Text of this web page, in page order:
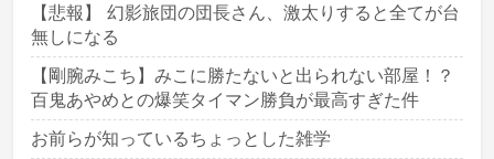
【悲報】 幻影旅団の団長さん、激太りすると全てが台
無しになる
【剛腕みこち】みこに勝たないと出られない部屋！？
百鬼あやめとの爆笑タイマン勝負が最高すぎた件
お前らが知っているちょっとした雑学